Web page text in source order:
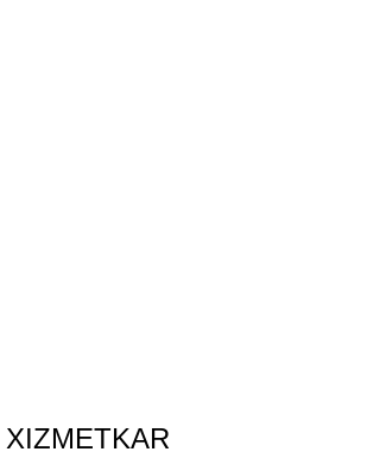
XIZMETKAR